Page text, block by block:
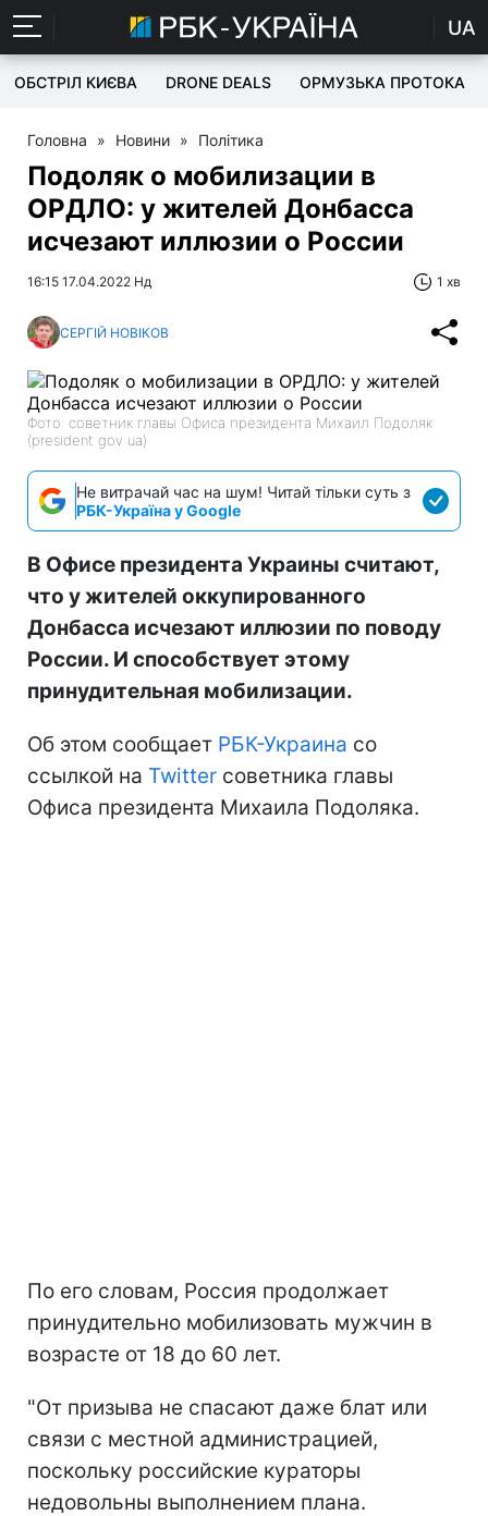
UA
ОБСТРІЛ КИЄВА DRONE DEALS ОРМУЗЬКА ПРОТОКА
Головна » Новини » Політика
Подоляк о мобилизации в
ОРДЛО: у жителей Донбасса
исчезают иллюзии о России
16:15 17.04.2022 Нд 1 хв
СЕРГІЙ НОВІКОВ
Фото: советник главы Офиса президента Михаил Подоляк
(president gov ua)
Не витрачай час на шум! Читай тільки суть з
РБК-Україна у Google
В Офисе президента Украины считают,
что у жителей оккупированного
Донбасса исчезают иллюзии по поводу
России. И способствует этому
принудительная мобилизации.
Об этом сообщает РБК-Украина со
ссылкой на Twitter советника главы
Офиса президента Михаила Подоляка.
По его словам, Россия продолжает
принудительно мобилизовать мужчин в
возрасте от 18 до 60 лет.
"От призыва не спасают даже блат или
связи с местной администрацией,
поскольку российские кураторы
недовольны выполнением плана.